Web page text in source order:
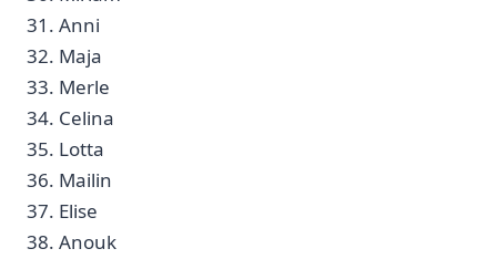
31. Anni
32.‍ Maja
33. Merle
34. Celina
35. Lotta
36. Mailin
37. Elise
38. Anouk